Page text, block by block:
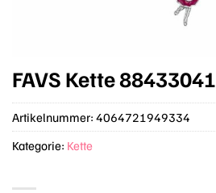
FAVS Kette 88433041
Artikelnummer: 4064721949334
Kategorie: Kette